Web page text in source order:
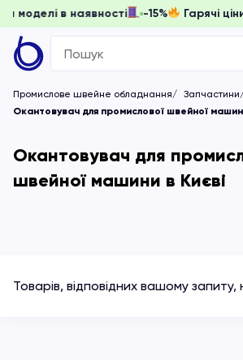
моделі в наявності -15% Гарячі
Search
for:
Промислове швейне обладнання
Окантовувач для промислової швейної
Окантовувач для
швейної машини в Києві
Товарів, відповідних вашому